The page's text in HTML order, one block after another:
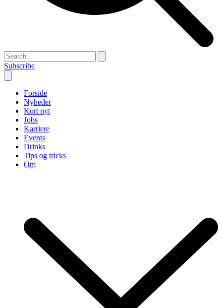
Subscribe
Forside
Nyheder
Kort nyt
Jobs
Karriere
Events
Drinks
Tips og tricks
Om